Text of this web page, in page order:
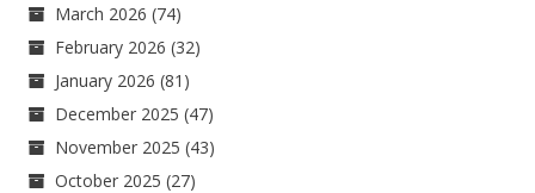
March 2026 (74)
February 2026 (32)
January 2026 (81)
December 2025 (47)
November 2025 (43)
October 2025 (27)